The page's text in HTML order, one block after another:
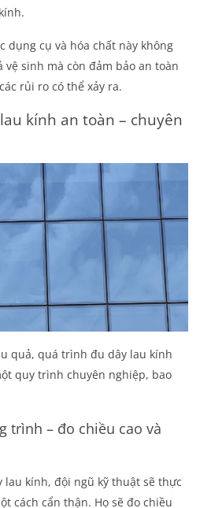
dụng cụ và hóa chất này không
sinh mà còn đảm bảo an toàn
rủi ro có thể xảy ra.
kính an toàn – chuyên
quả, quá trình đu dây lau kính
quy trình chuyên nghiệp, bao
trình – đo chiều cao và
kính, đội ngũ kỹ thuật sẽ thực
cách cẩn thận. Họ sẽ đo chiều